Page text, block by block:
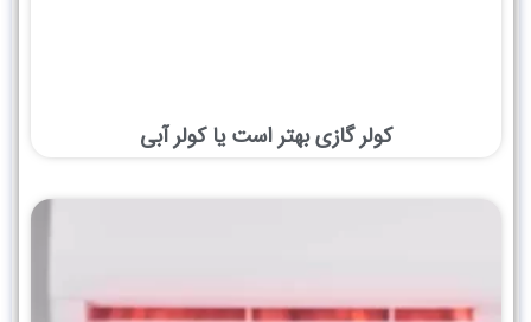
کولر گازی بهتر است یا کولر آبی